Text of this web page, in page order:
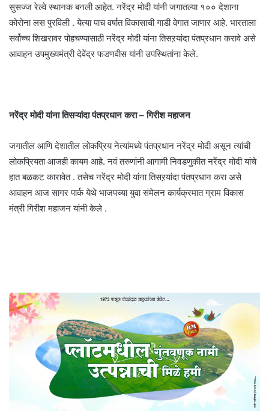
सुसज्ज रेल्वे स्थानक बनली आहेत. नरेंद्र मोदी यांनी जगातल्या १०० देशाना
कोरोना लस पुरविली . येत्या पाच वर्षात विकासाची गाडी वेगात जाणार आहे. भारताला
सर्वोच्च शिखरावर पोहचण्यासाठी नरेंद्र मोदी यांना तिसऱयांदा पंतप्रधान करावे असे
आवाहन उपमुख्यमंत्री देवेंद्र फडणवीस यांनी उपस्थितांना केले.
नरेंद्र मोदी यांना तिसऱ्यांदा पंतप्रधान करा – गिरीश महाजन
जगातील आणि देशातील लोकप्रिय नेत्यांमध्ये पंतप्रधान नरेंद्र मोदी असून त्यांची
लोकप्रियता आजही कायम आहे. नवं तरुणांनी आगामी निवडणुकीत नरेंद्र मोदी यांचे
हात बळकट कारावेत . तसेच नरेंद्र मोदी यांना तिसऱयांदा पंतप्रधान करा असे
आवाहन आज सागर पार्क येथे भाजपच्या युवा संमेलन कार्यक्रमात ग्राम विकास
मंत्री गिरीश महाजन यांनी केले .